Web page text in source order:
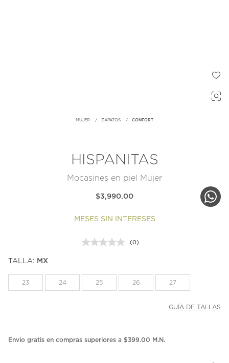
MUJER ZAPATOS CONFORT
HISPANITAS
Mocasines en piel Mujer
$3,990.00
MESES SIN INTERESES
Sin
la
misma
(0)
TALLA: MX
23 24 25 26 27
GUÍA DE TALLAS
Envío gratis en compras superiores a $399.00 M.N.